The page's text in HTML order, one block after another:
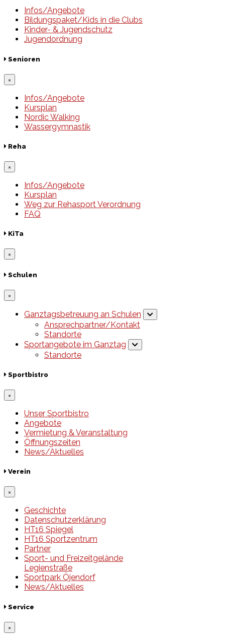
Infos/Angebote
Bildungspaket/Kids in die Clubs
Kinder- & Jugendschutz
Jugendordnung
Senioren
×
Infos/Angebote
Kursplan
Nordic Walking
Wassergymnastik
Reha
×
Infos/Angebote
Kursplan
Weg zur Rehasport Verordnung
FAQ
KiTa
×
Schulen
×
Ganztagsbetreuung an Schulen
Ansprechpartner/Kontakt
Standorte
Sportangebote im Ganztag
Standorte
Sportbistro
×
Unser Sportbistro
Angebote
Vermietung & Veranstaltung
Öffnungszeiten
News/Aktuelles
Verein
×
Geschichte
Datenschutzerklärung
HT16 Spiegel
HT16 Sportzentrum
Partner
Sport- und Freizeitgelände
Legienstraße
Sportpark Öjendorf
News/Aktuelles
Service
×